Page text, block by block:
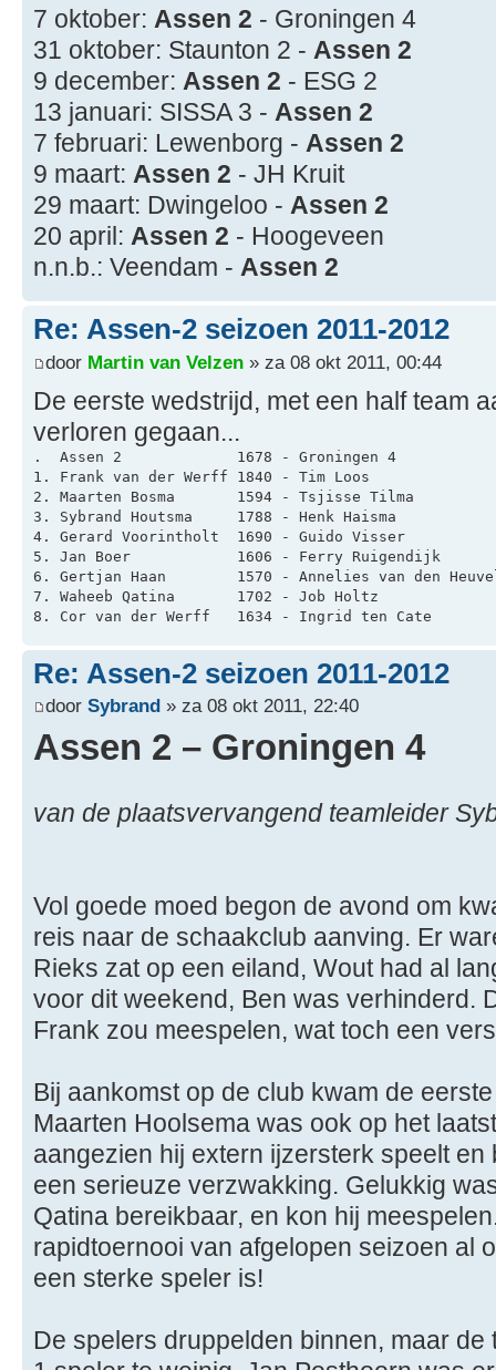
7 oktober: Assen 2 - Groningen 4
31 oktober: Staunton 2 - Assen 2
9 december: Assen 2 - ESG 2
13 januari: SISSA 3 - Assen 2
7 februari: Lewenborg - Assen 2
9 maart: Assen 2 - JH Kruit
29 maart: Dwingeloo - Assen 2
20 april: Assen 2 - Hoogeveen
n.n.b.: Veendam - Assen 2
Re: Assen-2 seizoen 2011-2012
door Martin van Velzen » za 08 okt 2011, 00:44
De eerste wedstrijd, met een half team
verloren gegaan...
.  Assen 2             1678 - Groningen 4
1. Frank van der Werff 1840 - Tim Loos
2. Maarten Bosma       1594 - Tsjisse Tilma
3. Sybrand Houtsma     1788 - Henk Haisma
4. Gerard Voorintholt  1690 - Guido Visser
5. Jan Boer            1606 - Ferry Ruigendijk
6. Gertjan Haan        1570 - Annelies van den
7. Waheeb Qatina       1702 - Job Holtz
8. Cor van der Werff   1634 - Ingrid ten Cate
Re: Assen-2 seizoen 2011-2012
door Sybrand » za 08 okt 2011, 22:40
Assen 2 – Groningen 4
van de plaatsvervangend teamleider
Vol goede moed begon de avond om
reis naar de schaakclub aanving. Er
Rieks zat op een eiland, Wout had al
voor dit weekend, Ben was verhinderd.
Frank zou meespelen, wat toch een
Bij aankomst op de club kwam de
Maarten Hoolsema was ook op het
aangezien hij extern ijzersterk speelt en
een serieuze verzwakking. Gelukkig
Qatina bereikbaar, en kon hij
rapidtoernooi van afgelopen seizoen al
een sterke speler is!
De spelers druppelden binnen, maar